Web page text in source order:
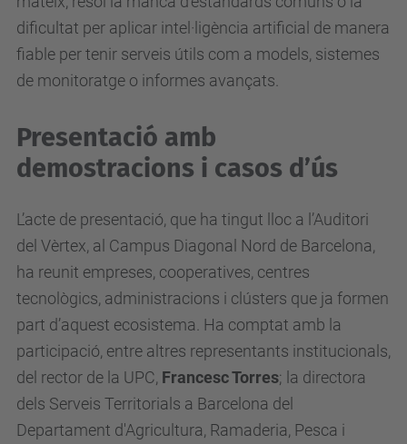
dificultat per aplicar intel·ligència artificial de manera
fiable per tenir serveis útils com a models, sistemes
de monitoratge o informes avançats.
Presentació amb
demostracions i casos d’ús
L’acte de presentació, que ha tingut lloc a l’Auditori
del Vèrtex, al Campus Diagonal Nord de Barcelona,
ha reunit empreses, cooperatives, centres
tecnològics, administracions i clústers que ja formen
part d’aquest ecosistema. Ha comptat amb la
participació, entre altres representants institucionals,
del rector de la UPC, Francesc Torres; la directora
dels Serveis Territorials a Barcelona del
Departament d'Agricultura, Ramaderia, Pesca i